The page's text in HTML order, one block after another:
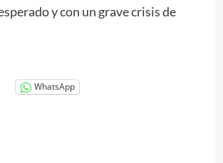
y con un grave crisis de
WhatsApp